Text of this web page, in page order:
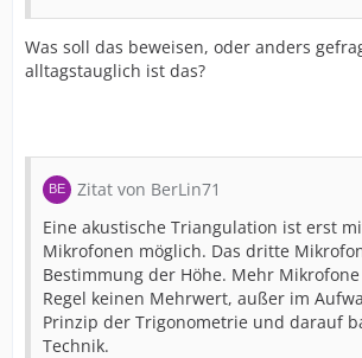
Was soll das beweisen, oder anders
alltagstauglich ist das?
Zitat von BerLin71
Eine akustische Triangulation ist erst
Mikrofonen möglich. Das dritte
Bestimmung der Höhe. Mehr
Regel keinen Mehrwert, außer im
Prinzip der Trigonometrie und darauf
Technik.